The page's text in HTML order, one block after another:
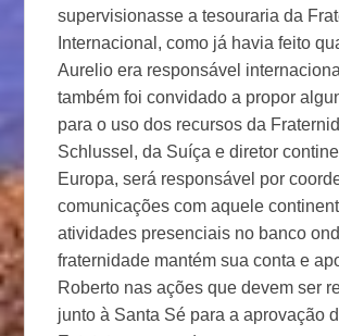
supervisionasse a tesouraria da
Internacional, como já havia feito
Aurelio era responsável
também foi convidado a propor
para o uso dos recursos da
Schlussel, da Suíça e diretor
Europa, será responsável por
comunicações com aquele
atividades presenciais no banco
fraternidade mantém sua conta e
Roberto nas ações que devem ser
junto à Santa Sé para a aprovação